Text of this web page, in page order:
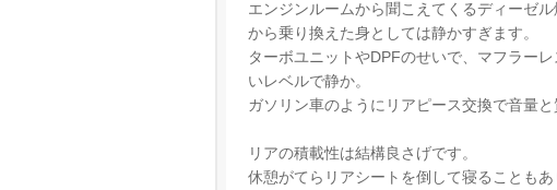
エンジンルームから聞こえてくるディーゼ
から乗り換えた身としては静かすぎます。
ターボユニットやDPFのせいで、マフラー
いレベルで静か。
ガソリン車のようにリアピース交換で音量と
リアの積載性は結構良さげです。
休憩がてらリアシートを倒して寝ることも